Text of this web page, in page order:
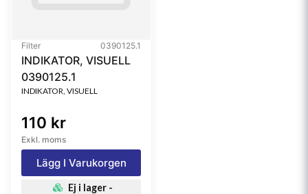
Filter 0390125.1
INDIKATOR, VISUELL
0390125.1
INDIKATOR, VISUELL
110 kr
Exkl. moms
Lägg I Varukorgen
Ej i lager -